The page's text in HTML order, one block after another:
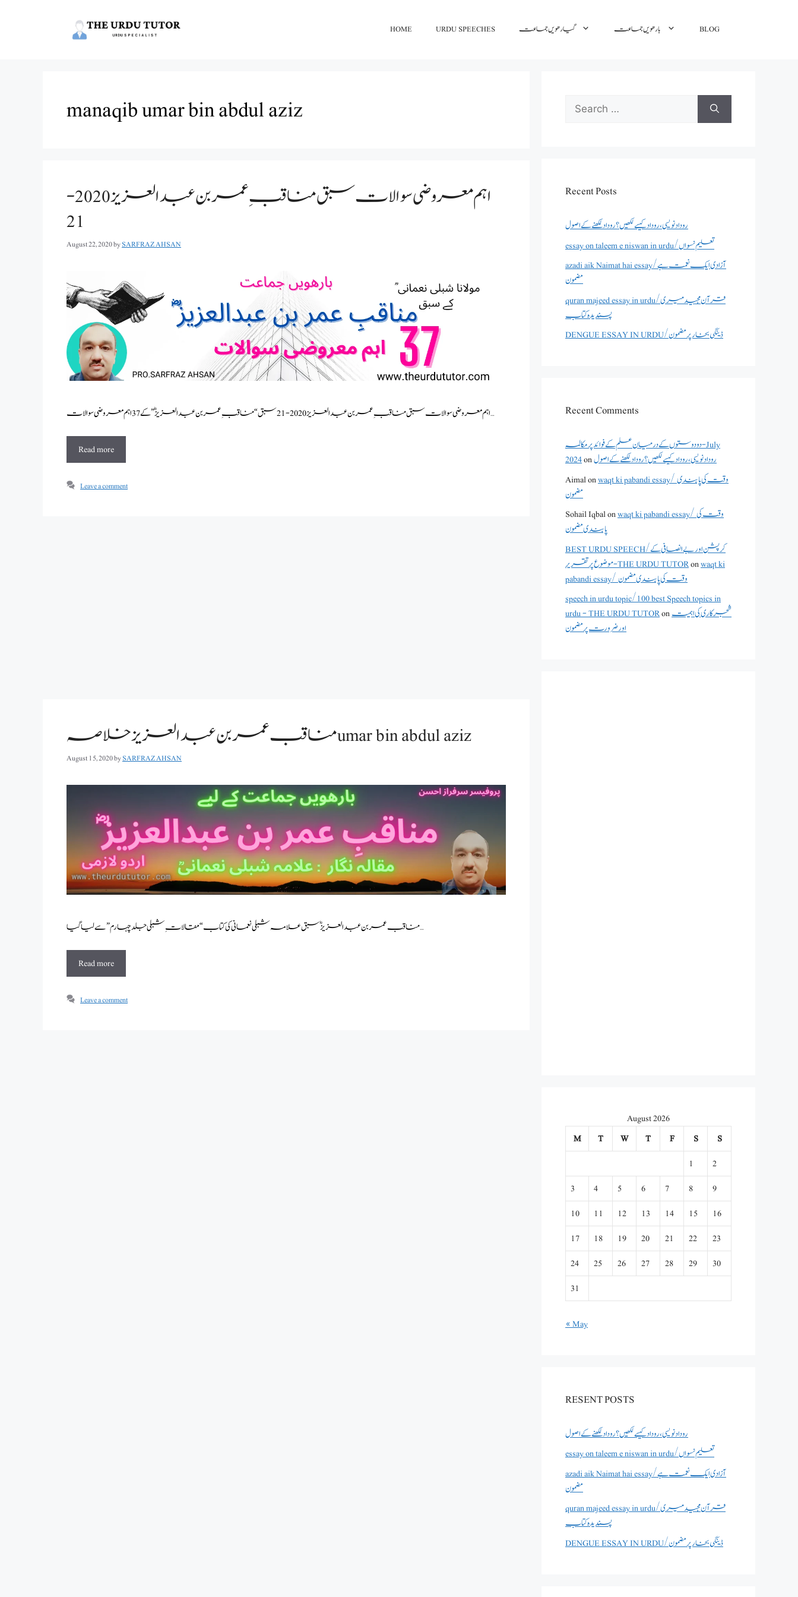
HOME URDU SPEECHES گیارھویں جماعت بارھویں جماعت BLOG
manaqib umar bin abdul aziz
اہم معروضی سوالات سبق مناقبِ عمر بن عبدالعزیز2020-
21
August 22, 2020bySARFRAZ AHSAN
اہم معروضی سوالات سبق مناقبِ عمر بن عبدالعزیز2020-21 سبق “مناقبِ عمر بن عبدالعزیز ؓ ” کے 37 اہم معروضی سوالات …
Read more
Leave a comment
مناقب عمر بن عبدالعزیز خلاصہ umar bin abdul aziz
August 15, 2020bySARFRAZ AHSAN
مناقب عمر بن عبدالعزیز ؓ سبق علامہ شبلی نعمانی کی کتاب “مقالات ِ شبلی جلد چہارم ” سے لیا گیا …
Read more
Leave a comment
Search
for:
Recent Posts
روداد نویسی ،روداد کیسے لکھیں؟ روداد لکھنے کے اصول
essay on taleem e niswan in urdu/تعلیم نسواں
azadi aik Naimat hai essay/آزادی ایک نعمت ہے
مضمون
quran majeed essay in urdu/قرآن مجید میری
پسندیدہ کتاب
DENGUE ESSAY IN URDU/ڈینگی بخار پر مضمون
Recent Comments
دو دوستوں کے درمیان علم کے فوائد پر مکالمہ - July
2024onروداد نویسی ،روداد کیسے لکھیں؟ روداد لکھنے کے اصول
Aimalonwaqt ki pabandi essay/ وقت کی پابندی
مضمون
Sohail Iqbalonwaqt ki pabandi essay/ وقت کی
پابندی مضمون
BEST URDU SPEECH/کرپشن اور بے انصافی کے
موضوع پر تقریر - THE URDU TUTORonwaqt ki
pabandi essay/ وقت کی پابندی مضمون
speech in urdu topic/100 best Speech topics in
urdu - THE URDU TUTORonشجرکاری کی اہمیت
اور ضرورت پر مضمون
August 2026
M
T W T F S
S
1
2
3
4 5 6 7 8
9
10
11 12 13 14 15
16
17
18 19 20 21 22
23
24
25 26 27 28 29
30
31
« May
RESENT POSTS
روداد نویسی ،روداد کیسے لکھیں؟ روداد لکھنے کے اصول
essay on taleem e niswan in urdu/تعلیم نسواں
azadi aik Naimat hai essay/آزادی ایک نعمت ہے
مضمون
quran majeed essay in urdu/قرآن مجید میری
پسندیدہ کتاب
DENGUE ESSAY IN URDU/ڈینگی بخار پر مضمون